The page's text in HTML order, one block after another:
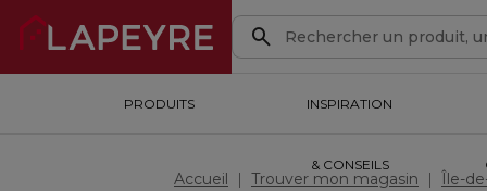
PRODUITS
INSPIRATION & CONSEILS INSPIRATION
& CONSEILS
OUTILS DE CONCEPTION
Accueil Trouver mon magasin Île-